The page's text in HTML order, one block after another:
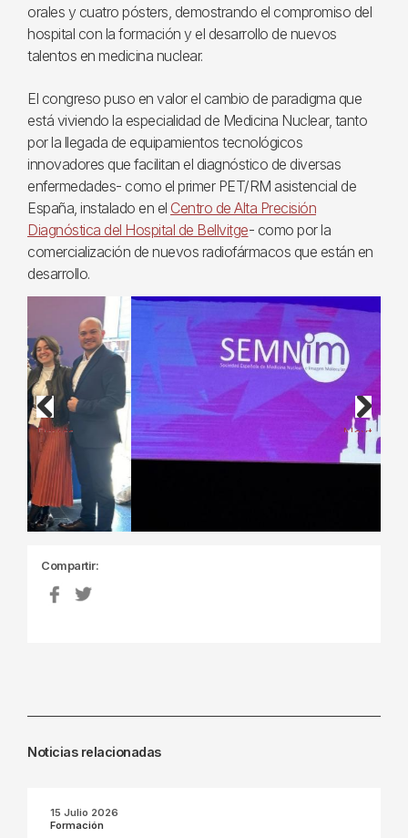
orales y cuatro pósters, demostrando el compromiso del
hospital con la formación y el desarrollo de nuevos
talentos en medicina nuclear.
El congreso puso en valor el cambio de paradigma que
está viviendo la especialidad de Medicina Nuclear, tanto
por la llegada de equipamientos tecnológicos
innovadores que facilitan el diagnóstico de diversas
enfermedades- como el primer PET/RM asistencial de
España, instalado en el Centro de Alta Precisión
Diagnóstica del Hospital de Bellvitge- como por la
comercialización de nuevos radiofármacos que están en
desarrollo.
Previous Next
Compartir:
Noticias relacionadas
15 Julio 2026
Formación